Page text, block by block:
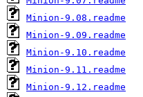
Minion-9.08.readme
Minion-9.09.readme
Minion-9.10.readme
Minion-9.11.readme
Minion-9.12.readme